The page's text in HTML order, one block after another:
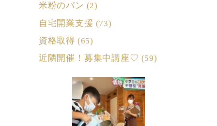
米粉のパン (2)
自宅開業支援 (73)
資格取得 (65)
近隣開催！募集中講座♡ (59)